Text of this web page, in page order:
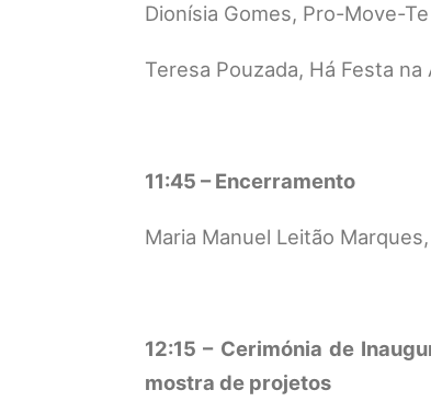
Dionísia Gomes, Pro-Move-Te
Teresa Pouzada, Há Festa na
11:45 – Encerramento
Maria Manuel Leitão
12:15 – Cerimónia de
mostra de projetos